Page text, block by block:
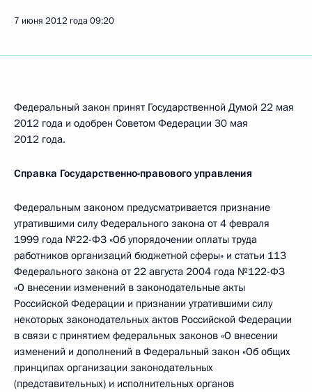
7 июня 2012 года09:20
Федеральный закон принят Государственной Думой 22 мая
2012 года и одобрен Советом Федерации 30 мая
2012 года.
Справка Государственно-правового управления
Федеральным законом предусматривается признание
утратившими силу Федерального закона от 4 февраля
1999 года №22-ФЗ «Об упорядочении оплаты труда
работников организаций бюджетной сферы» и статьи 113
Федерального закона от 22 августа 2004 года №122-ФЗ
«О внесении изменений в законодательные акты
Российской Федерации и признании утратившими силу
некоторых законодательных актов Российской Федерации
в связи с принятием федеральных законов «О внесении
изменений и дополнений в Федеральный закон «Об общих
принципах организации законодательных
(представительных) и исполнительных органов